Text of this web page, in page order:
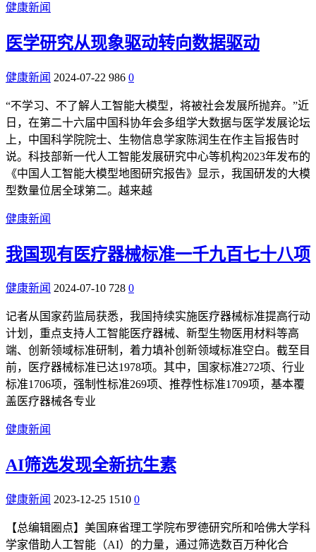
健康新闻
医学研究从现象驱动转向数据驱动
健康新闻 2024-07-22 986 0
“不学习、不了解人工智能大模型，将被社会发展所抛弃。”近
日，在第二十六届中国科协年会多组学大数据与医学发展论坛
上，中国科学院院士、生物信息学家陈润生在作主旨报告时
说。科技部新一代人工智能发展研究中心等机构2023年发布的
《中国人工智能大模型地图研究报告》显示，我国研发的大模
型数量位居全球第二。越来越
健康新闻
我国现有医疗器械标准一千九百七十八项
健康新闻 2024-07-10 728 0
记者从国家药监局获悉，我国持续实施医疗器械标准提高行动
计划，重点支持人工智能医疗器械、新型生物医用材料等高
端、创新领域标准研制，着力填补创新领域标准空白。截至目
前，医疗器械标准已达1978项。其中，国家标准272项、行业
标准1706项，强制性标准269项、推荐性标准1709项，基本覆
盖医疗器械各专业
健康新闻
AI筛选发现全新抗生素
健康新闻 2023-12-25 1510 0
【总编辑圈点】美国麻省理工学院布罗德研究所和哈佛大学科
学家借助人工智能（AI）的力量，通过筛选数百万种化合